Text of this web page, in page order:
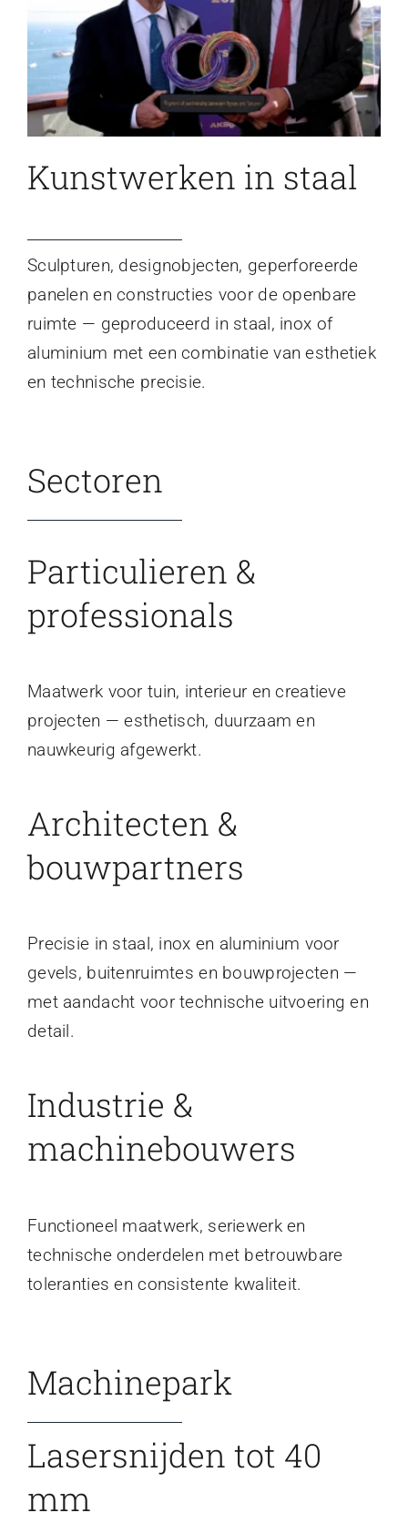
Kunstwerken in staal
Sculpturen, designobjecten, geperforeerde
panelen en constructies voor de openbare
ruimte — geproduceerd in staal, inox of
aluminium met een combinatie van esthetiek
en technische precisie.
Sectoren
Particulieren &
professionals
Maatwerk voor tuin, interieur en creatieve
projecten — esthetisch, duurzaam en
nauwkeurig afgewerkt.
Architecten &
bouwpartners
Precisie in staal, inox en aluminium voor
gevels, buitenruimtes en bouwprojecten —
met aandacht voor technische uitvoering en
detail.
Industrie &
machinebouwers
Functioneel maatwerk, seriewerk en
technische onderdelen met betrouwbare
toleranties en consistente kwaliteit.
Machinepark
Lasersnijden tot 40
mm